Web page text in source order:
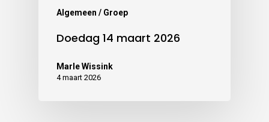
Algemeen / Groep
Doedag 14 maart 2026
Marle Wissink
4 maart 2026